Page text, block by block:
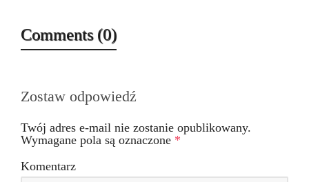
Comments (0)
Zostaw odpowiedź
Twój adres e-mail nie zostanie opublikowany.
Wymagane pola są oznaczone *
Komentarz